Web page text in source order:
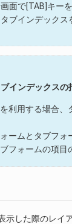
面で[TAB]キー
ブインデック
インデックスの
利用する場合
ームとタブフォ
フォームの項目
示した際のレイ